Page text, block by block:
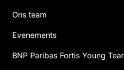
Ons team
Evenements
BNP Paribas Fortis Young